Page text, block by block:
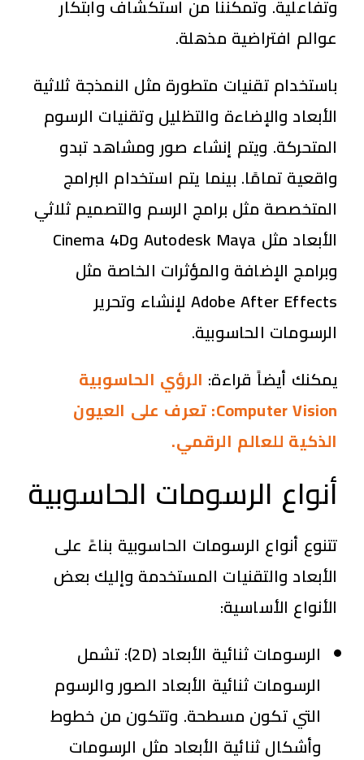
وتفاعلية. وتمكننا من استكشاف وابتكار
عوالم افتراضية مذهلة.
باستخدام تقنيات متطورة مثل النمذجة ثلاثية
الأبعاد والإضاءة والتظليل وتقنيات الرسوم
المتحركة. ويتم إنشاء صور ومشاهد تبدو
واقعية تمامًا. بينما يتم استخدام البرامج
المتخصصة مثل برامج الرسم والتصميم ثلاثي
الأبعاد مثل Autodesk Maya وCinema 4D
وبرامج الإضافة والمؤثرات الخاصة مثل
Adobe After Effects لإنشاء وتحرير
الرسومات الحاسوبية.
يمكنك أيضاً قراءة: الرؤي الحاسوبية
Computer Vision: تعرف على العيون
الذكية للعالم الرقمي.
أنواع الرسومات الحاسوبية
تتنوع أنواع الرسومات الحاسوبية بناءً على
الأبعاد والتقنيات المستخدمة وإليك بعض
الأنواع الأساسية:
الرسومات ثنائية الأبعاد (2D
):تشمل
الرسومات ثنائية الأبعاد الصور والرسوم
التي تكون مسطحة. وتتكون من خطوط
وأشكال ثنائية الأبعاد مثل الرسومات